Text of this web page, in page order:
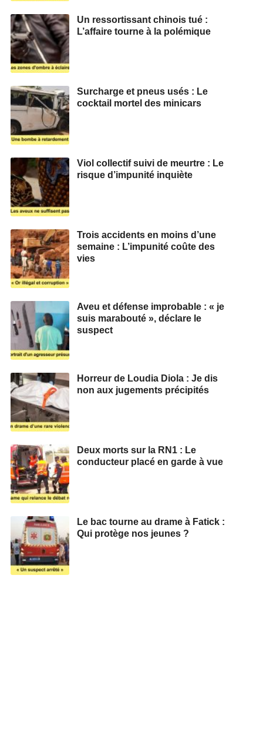
Un ressortissant chinois tué :
L’affaire tourne à la polémique
Surcharge et pneus usés : Le
cocktail mortel des minicars
Viol collectif suivi de meurtre : Le
risque d’impunité inquiète
Trois accidents en moins d’une
semaine : L’impunité coûte des
vies
Aveu et défense improbable : « je
suis marabouté », déclare le
suspect
Horreur de Loudia Diola : Je dis
non aux jugements précipités
Deux morts sur la RN1 : Le
conducteur placé en garde à vue
Le bac tourne au drame à Fatick :
Qui protège nos jeunes ?